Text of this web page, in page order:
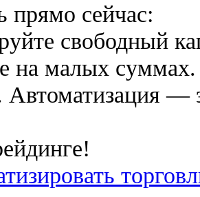
прямо сейчас:
свободный
на малых суммах.
Автоматизация —